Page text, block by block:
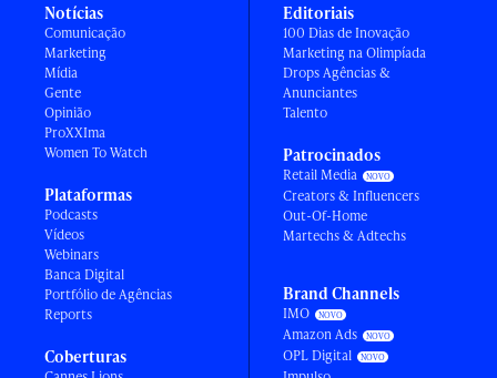
Notícias
Comunicação
Marketing
Mídia
Gente
Opinião
ProXXIma
Women To Watch
Plataformas
Podcasts
Vídeos
Webinars
Banca Digital
Portfólio de Agências
Reports
Coberturas
Editoriais
100 Dias de Inovação
Marketing na Olimpíada
Drops Agências &
Anunciantes
Talento
Patrocinados
Retail Media
Creators & Influencers
Out-Of-Home
Martechs & Adtechs
Brand Channels
IMO
Amazon Ads
OPL Digital